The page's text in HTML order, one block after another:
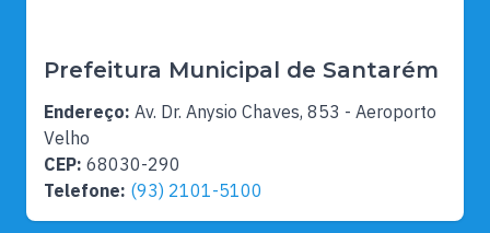
Prefeitura Municipal de Santarém
Endereço: Av. Dr. Anysio Chaves, 853 - Aeroporto
Velho
CEP: 68030-290
Telefone: (93) 2101-5100